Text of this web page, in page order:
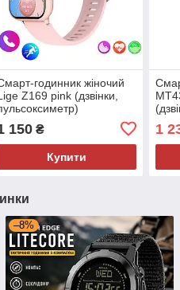
годинник жіночий
Z169 pink (дзвінки,
150₴
Купити
1
–8%